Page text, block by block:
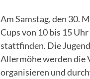
Am Samstag, den 30.
Cups von 10 bis 15
stattfinden. Die
Allermöhe werden die
organisieren und